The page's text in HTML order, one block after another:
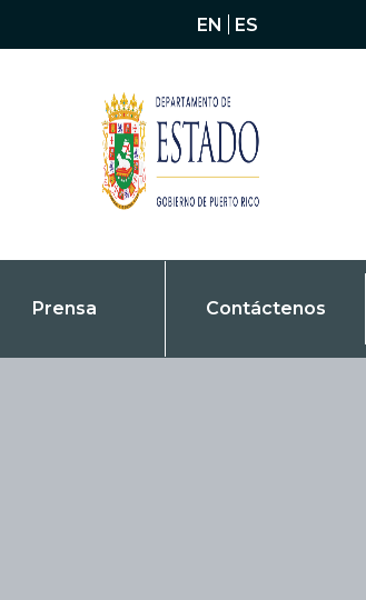
EN ES
Prensa Contáctenos